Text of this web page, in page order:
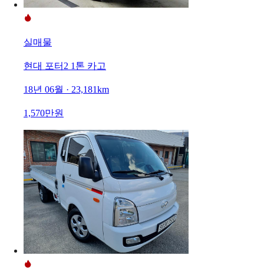
실매물
현대 포터2 1톤 카고
18년 06월 · 23,181km
1,570만원